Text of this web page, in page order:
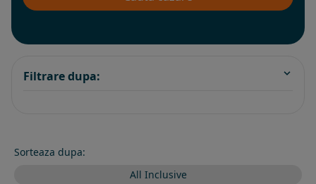
Filtrare dupa:
Sorteaza dupa:
All Inclusive